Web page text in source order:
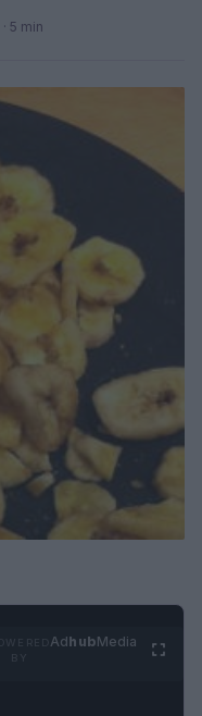
· 5 min
AdhubMedia